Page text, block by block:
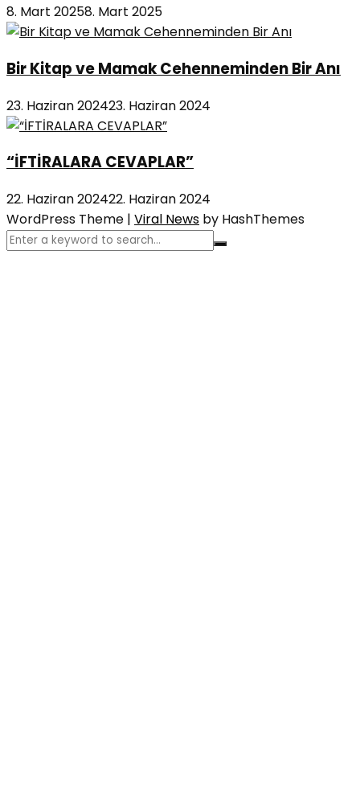
8. Mart 20258. Mart 2025
Bir Kitap ve Mamak Cehenneminden Bir Anı
23. Haziran 202423. Haziran 2024
“İFTİRALARA CEVAPLAR”
22. Haziran 202422. Haziran 2024
WordPress Theme | Viral News by HashThemes